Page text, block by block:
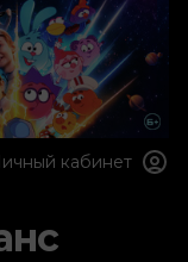
кабинет